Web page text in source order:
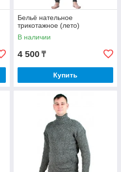
Бельё нательное
трикотажное (лето)
В наличии
4 500 ₸
Купить